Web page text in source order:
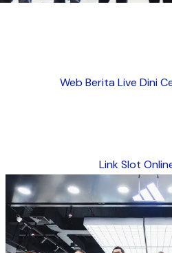
Web Berita Live Dini
Link Slot